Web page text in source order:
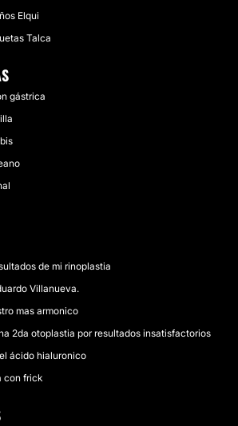
Elqui
Talca
gástrica
de mi rinoplastia
Villanueva.
mas armonico
2da otoplastia por resultados insatisfactorios
ácido hialuronico
con frick